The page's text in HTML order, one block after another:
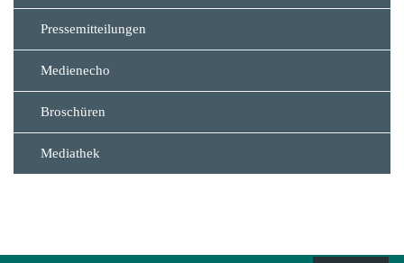
Pressemitteilungen
Medienecho
Broschüren
Mediathek